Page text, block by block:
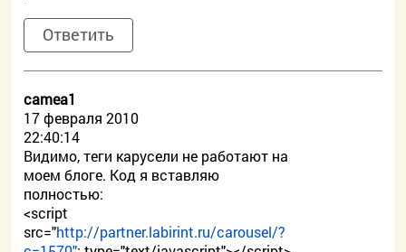
Ответить
camea1
17 февраля 2010
22:40:14
Видимо, теги карусели не работают на
моем блоге. Код я вставляю
полностью:
<script
src="http://partner.labirint.ru/carousel/?